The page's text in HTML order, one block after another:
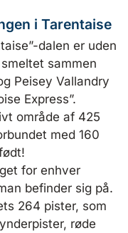
i Tarentaise
dalen er uden
sammen
Peisey Vallandry
Express”.
område af 425
med 160
for enhver
befinder sig på.
264 pister, som
røde